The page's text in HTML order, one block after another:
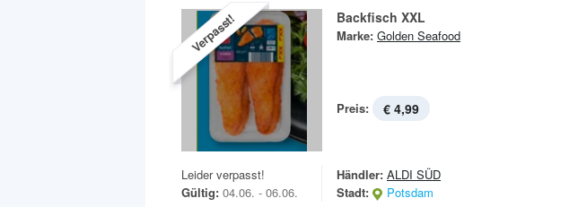
Verpasst! Backfisch XXL
Marke: Golden Seafood
Preis: € 4,99
Leider verpasst!
Gültig: 04.06. - 06.06.
Händler: ALDI SÜD
Stadt:
Potsdam